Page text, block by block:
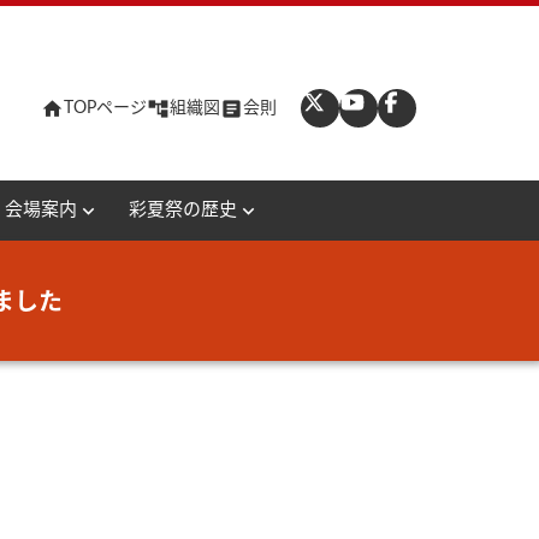
home TOPページaccount_tree組織図 article会則
会場案内 expand_more 彩夏祭の歴史 expand_more
した